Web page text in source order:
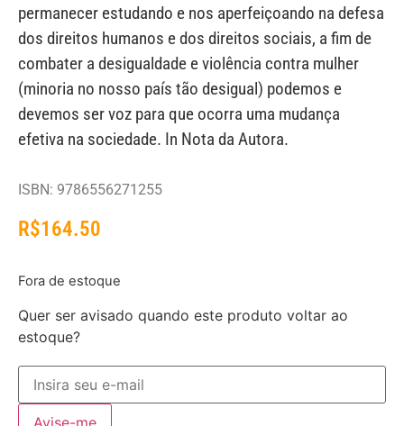
permanecer estudando e nos aperfeiçoando na defesa
dos direitos humanos e dos direitos sociais, a fim de
combater a desigualdade e violência contra mulher
(minoria no nosso país tão desigual) podemos e
devemos ser voz para que ocorra uma mudança
efetiva na sociedade. In Nota da Autora.
ISBN: 9786556271255
R$164.50
Fora de estoque
Quer ser avisado quando este produto voltar ao
estoque?
Avise-me